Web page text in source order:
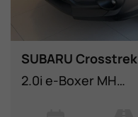
SUBARU Crosstrek
2.0i e-Boxer MHEV CVT Lineartronic Style Xtra